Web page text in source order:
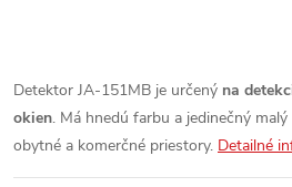
Detektor JA-151MB je určený na
okien. Má hnedú farbu a jedinečný
obytné a komerčné priestory. Detailné